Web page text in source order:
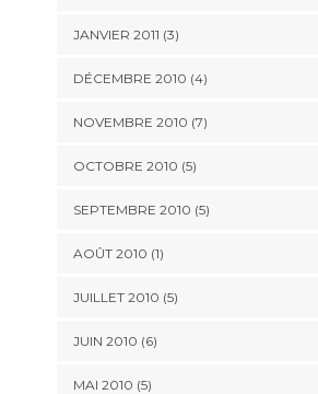
JANVIER 2011 (3)
DÉCEMBRE 2010 (4)
NOVEMBRE 2010 (7)
OCTOBRE 2010 (5)
SEPTEMBRE 2010 (5)
AOÛT 2010 (1)
JUILLET 2010 (5)
JUIN 2010 (6)
MAI 2010 (5)